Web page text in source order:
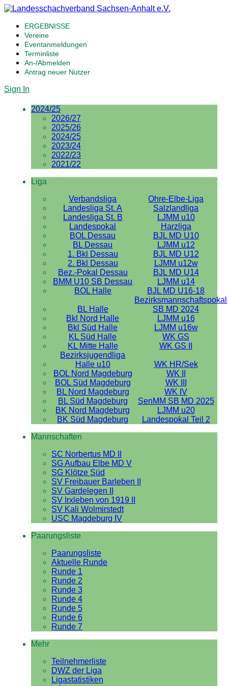
ERGEBNISSE
Vereine
Eventanmeldungen
Terminliste
An-/Abmelden
Antrag neuer Nutzer
Sign In
2024/25
2026/27
2025/26
2024/25
2023/24
2022/23
2021/22
Liga
Verbandsliga
Ohre-Elbe-Liga
Landesliga St. A
Salzlandliga
Landesliga St. B
LJMM u10
Landespokal
Harzliga
BOL Dessau
BJL MD U10
BL Dessau
LJMM u12
1. Bkl Dessau
BJL MD U12
2. Bkl Dessau
LJMM u12w
Bez.-Pokal Dessau
BJL MD U14
BMM U10 SB Dessau
LJMM u14
BOL Halle
BJL MD U16-18
BL Halle
Bezirksmannschaftspokal
SB MD 2024
Bkl Nord Halle
LJMM u16
Bkl Süd Halle
LJMM u16w
KL Süd Halle
WK GS
KL Mitte Halle
WK GS II
Bezirksjugendliga
Halle u10
WK HR/Sek
BOL Nord Magdeburg
WK II
BOL Süd Magdeburg
WK III
BL Nord Magdeburg
WK IV
BL Süd Magdeburg
SenMM SB MD 2025
BK Nord Magdeburg
LJMM u20
BK Süd Magdeburg
Landespokal Teil 2
Mannschaften
SC Norbertus MD II
SG Aufbau Elbe MD V
SG Klötze Süd
SV Freibauer Barleben II
SV Gardelegen II
SV Irxleben von 1919 II
SV Kali Wolmirstedt
USC Magdeburg IV
Paarungsliste
Paarungsliste
Aktuelle Runde
Runde 1
Runde 2
Runde 3
Runde 4
Runde 5
Runde 6
Runde 7
Mehr
Teilnehmerliste
DWZ der Liga
Ligastatistiken